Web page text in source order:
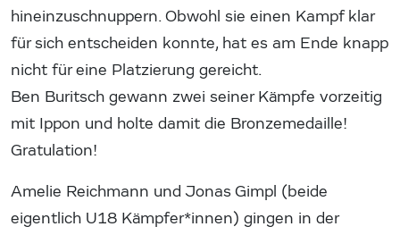
hineinzuschnuppern. Obwohl sie einen Kampf klar
für sich entscheiden konnte, hat es am Ende knapp
nicht für eine Platzierung gereicht.
Ben Buritsch gewann zwei seiner Kämpfe vorzeitig
mit Ippon und holte damit die Bronzemedaille!
Gratulation!
Amelie Reichmann und Jonas Gimpl (beide
eigentlich U18 Kämpfer*innen) gingen in der